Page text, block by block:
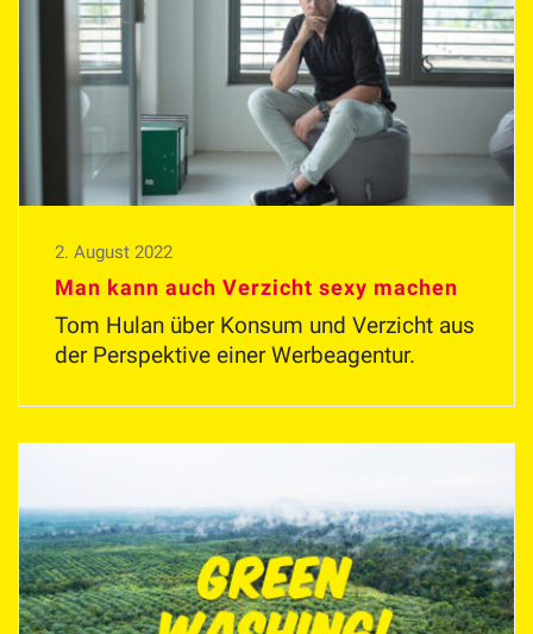
2. August 2022
Man kann auch Verzicht sexy machen
Tom Hulan über Konsum und Verzicht aus
der Perspektive einer Werbeagentur.